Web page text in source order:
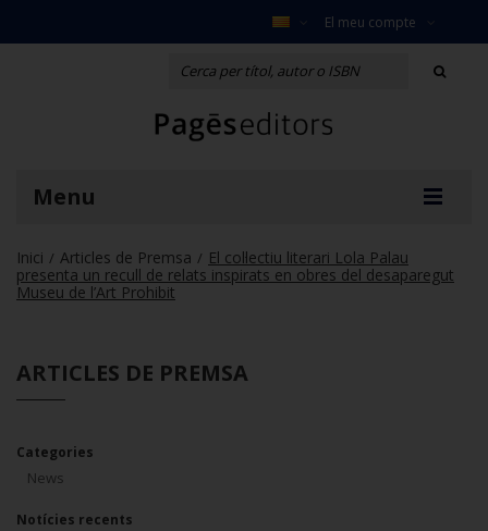
El meu compte
Menu
Inici / Articles de Premsa / El col·lectiu literari Lola Palau
presenta un recull de relats inspirats en obres del desaparegut
Museu de l’Art Prohibit
ARTICLES DE PREMSA
Categories
News
Notícies recents